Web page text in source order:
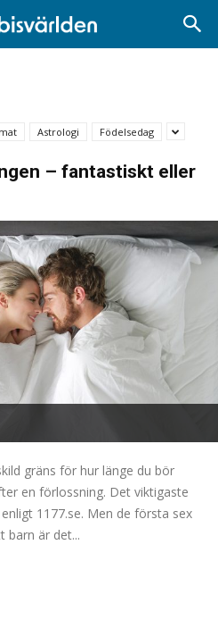
Astrologi Födelsedag
– fantastiskt eller
gräns för hur länge du bör
en förlossning. Det viktigaste
1177.se. Men de första sex
barn är det...